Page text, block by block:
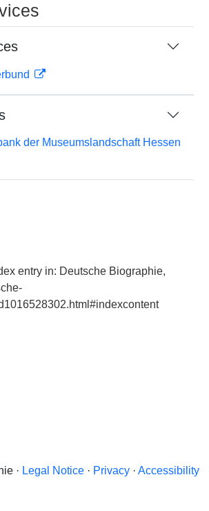
der Museumslandschaft Hessen
entry in: Deutsche Biographie,
· Legal Notice · Privacy · Accessibility